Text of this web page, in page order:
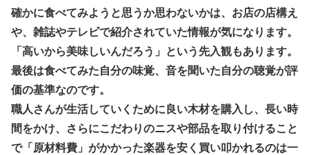
確かに食べてみようと思うか思わないかは、お店の店構え
や、雑誌やテレビで紹介されていた情報が気になります。
「高いから美味しいんだろう」という先入観もあります。
最後は食べてみた自分の味覚、音を聞いた自分の聴覚が評
価の基準なのです。
職人さんが生活していくために良い木材を購入し、長い時
間をかけ、さらにこだわりのニスや部品を取り付けること
で「原材料費」がかかった楽器を安く買い叩かれるのは一